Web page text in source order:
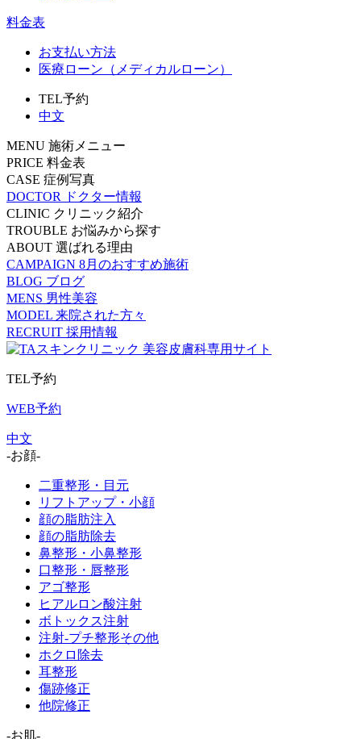
料金表
お支払い方法
医療ローン（メディカルローン）
TEL予約
中文
MENU 施術メニュー
PRICE 料金表
CASE 症例写真
DOCTOR
ドクター情報
CLINIC クリニック紹介
TROUBLE お悩みから探す
ABOUT 選ばれる理由
CAMPAIGN 8月のおすすめ施術
BLOG ブログ
MENS 男性美容
MODEL 来院された方々
RECRUIT 採用情報
TEL予約
WEB予約
中文
-お顔-
二重整形・目元
リフトアップ・小顔
顔の脂肪注入
顔の脂肪除去
鼻整形・小鼻整形
口整形・唇整形
アゴ整形
ヒアルロン酸注射
ボトックス注射
注射-プチ整形その他
ホクロ除去
耳整形
傷跡修正
他院修正
-お肌-